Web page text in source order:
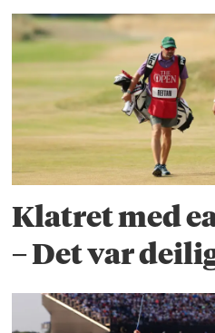
Klatret med
– Det var